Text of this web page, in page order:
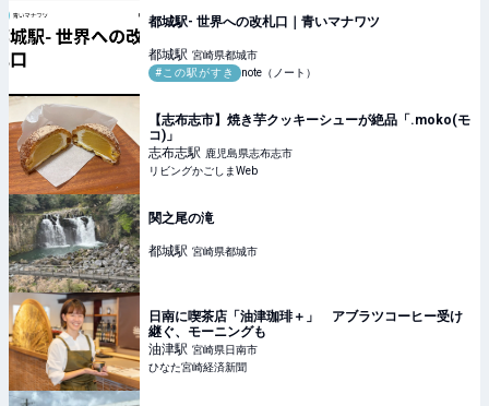
都城駅- 世界への改札口｜青いマナワツ
都城駅 宮崎県都城市
#この駅がすき
note（ノート）
【志布志市】焼き芋クッキーシューが絶品「.moko(モ
コ)」
志布志駅 鹿児島県志布志市
リビングかごしまWeb
関之尾の滝
都城駅 宮崎県都城市
日南に喫茶店「油津珈琲＋」 アブラツコーヒー受け
継ぐ、モーニングも
油津駅 宮崎県日南市
ひなた宮崎経済新聞